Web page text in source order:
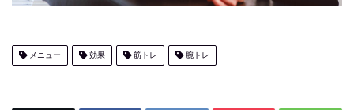
メニュー 効果 筋トレ 腕トレ